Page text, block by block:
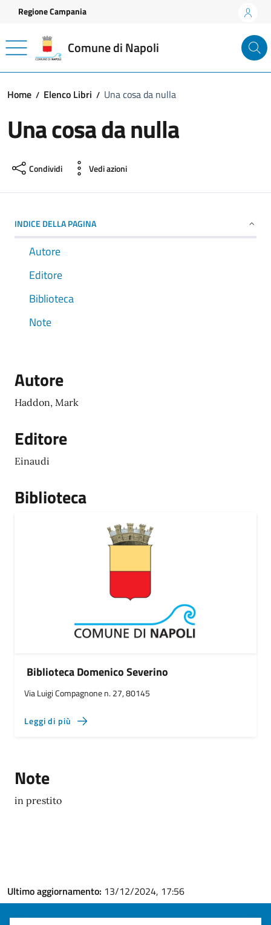
Vai ai contenuti
Vai al footer
Regione Campania
Comune di Napoli
Home Elenco Libri Una cosa da nulla
Una cosa da nulla
Condividi Vedi azioni
INDICE DELLA PAGINA
Autore
Editore
Biblioteca
Note
Autore
Haddon, Mark
Editore
Einaudi
Biblioteca
Biblioteca Domenico Severino
Via Luigi Compagnone n. 27, 80145
Leggi di più
Note
in prestito
Ultimo aggiornamento: 13/12/2024, 17:56